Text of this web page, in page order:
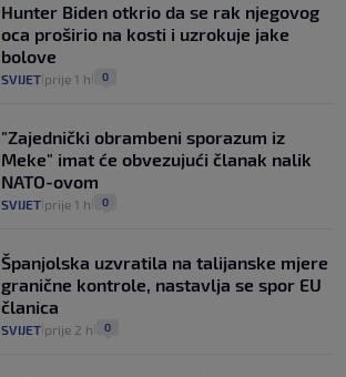
Hunter Biden otkrio da se rak njegovog
oca proširio na kosti i uzrokuje jake
bolove
SVIJET prije 1 h 0
"Zajednički obrambeni sporazum iz
Meke" imat će obvezujući članak nalik
NATO-ovom
SVIJET prije 1 h 0
Španjolska uzvratila na talijanske mjere
granične kontrole, nastavlja se spor EU
članica
SVIJET prije 2 h 0